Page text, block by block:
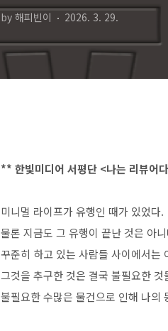
by 해피빈이 2026. 3. 29.
** 한빛미디어 서평단 <나는 리뷰어
미니멀 라이프가 유행인 때가 있었다.
물론 지금도 그 유행이 끝난 것은 아
꾸준히 하고 있는 사람들 사이에서는
그것을 추구한 것은 결국 불필요한
불필요한 수많은 물건으로 인해 나의